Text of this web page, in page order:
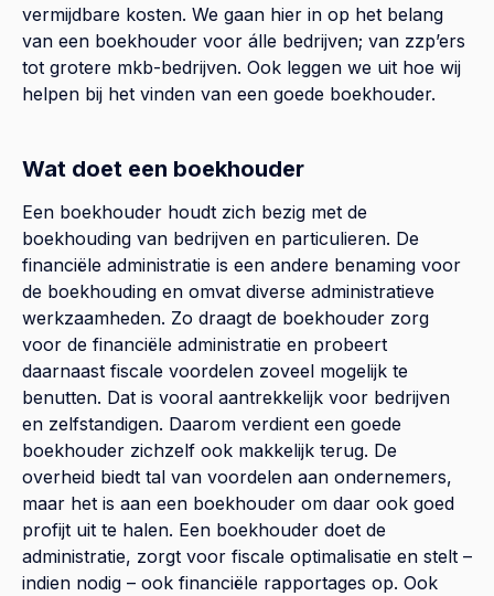
vermijdbare kosten. We gaan hier in op het belang
van een boekhouder voor álle bedrijven; van zzp’ers
tot grotere mkb-bedrijven. Ook leggen we uit hoe wij
helpen bij het vinden van een goede boekhouder.
Wat doet een boekhouder
Een boekhouder houdt zich bezig met de
boekhouding van bedrijven en particulieren. De
financiële administratie is een andere benaming voor
de boekhouding en omvat diverse administratieve
werkzaamheden. Zo draagt de boekhouder zorg
voor de financiële administratie en probeert
daarnaast fiscale voordelen zoveel mogelijk te
benutten. Dat is vooral aantrekkelijk voor bedrijven
en zelfstandigen. Daarom verdient een goede
boekhouder zichzelf ook makkelijk terug. De
overheid biedt tal van voordelen aan ondernemers,
maar het is aan een boekhouder om daar ook goed
profijt uit te halen. Een boekhouder doet de
administratie, zorgt voor fiscale optimalisatie en stelt –
indien nodig – ook financiële rapportages op. Ook